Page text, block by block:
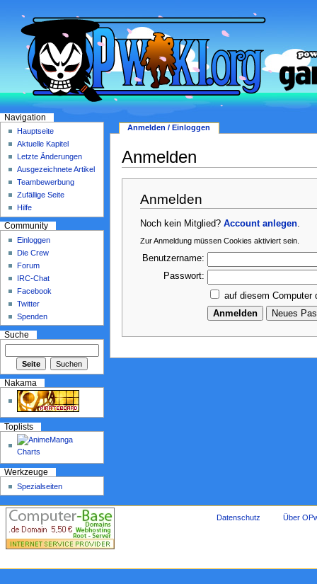
Anmelden
Anmelden
Noch kein Mitglied?Account anlegen
Zur Anmeldung müssen Cookies aktiviert sein.
Benutzername:
Passwort:
auf diesem Computer
Anmelden / Einloggen
Navigation
Hauptseite
Aktuelle Kapitel
Letzte Änderungen
Ausgezeichnete Artikel
Teambewerbung
Zufällige Seite
Hilfe
Community
Einloggen
Die Crew
Forum
IRC-Chat
Facebook
Twitter
Spenden
Suche
Nakama
Toplists
Werkzeuge
Spezialseiten
Datenschutz Über